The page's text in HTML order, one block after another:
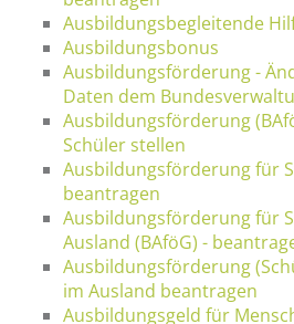
Ausbildungsbegleitende
Ausbildungsbonus
Ausbildungsförderung -
Daten dem
Ausbildungsförderung
Schüler stellen
Ausbildungsförderung für
beantragen
Ausbildungsförderung für
Ausland (BAföG) -
Ausbildungsförderung
im Ausland beantragen
Ausbildungsgeld für